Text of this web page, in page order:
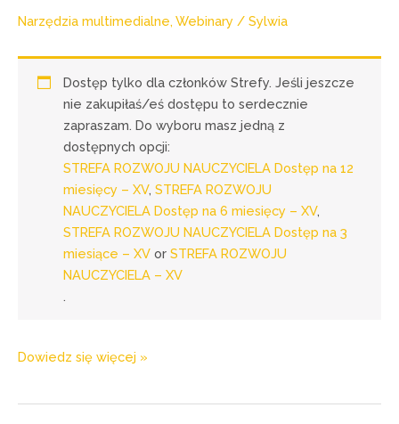
Narzędzia multimedialne, Webinary / Sylwia
Dostęp tylko dla członków Strefy. Jeśli jeszcze
nie zakupiłaś/eś dostępu to serdecznie
zapraszam. Do wyboru masz jedną z
dostępnych opcji:
STREFA ROZWOJU NAUCZYCIELA Dostęp na 12
miesięcy – XV,STREFA ROZWOJU
NAUCZYCIELA Dostęp na 6 miesięcy – XV,
STREFA ROZWOJU NAUCZYCIELA Dostęp na 3
miesiące – XV orSTREFA ROZWOJU
NAUCZYCIELA – XV
.
Dowiedz się więcej »